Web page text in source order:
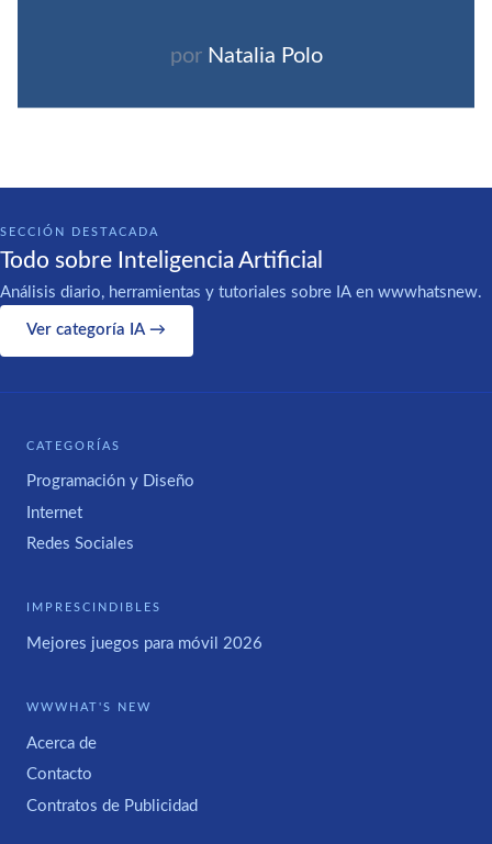
por Natalia Polo
SECCIÓN DESTACADA
Todo sobre Inteligencia Artificial
Análisis diario, herramientas y tutoriales sobre IA en wwwhatsnew.
Ver categoría IA →
CATEGORÍAS
Programación y Diseño
Internet
Redes Sociales
IMPRESCINDIBLES
Mejores juegos para móvil 2026
WWWHAT'S NEW
Acerca de
Contacto
Contratos de Publicidad